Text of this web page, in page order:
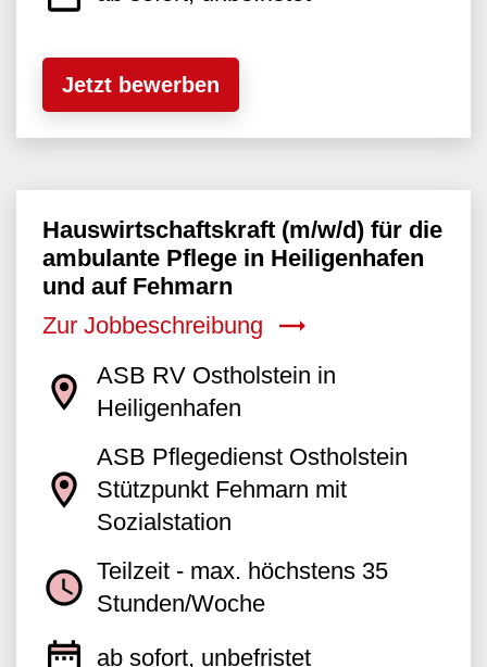
Jetzt bewerben
Hauswirtschaftskraft (m/w/d) für die
ambulante Pflege in Heiligenhafen
und auf Fehmarn
Zur Jobbeschreibung
ASB RV Ostholstein in
Heiligenhafen
ASB Pflegedienst Ostholstein
Stützpunkt Fehmarn mit
Sozialstation
Teilzeit - max. höchstens 35
Stunden/Woche
ab sofort, unbefristet